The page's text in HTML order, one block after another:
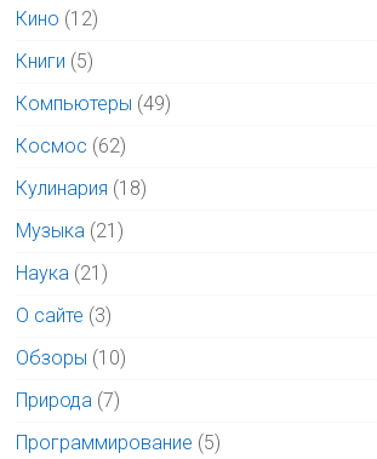
Кино (12)
Книги (5)
Компьютеры (49)
Космос (62)
Кулинария (18)
Музыка (21)
Наука (21)
О сайте (3)
Обзоры (10)
Природа (7)
Программирование (5)